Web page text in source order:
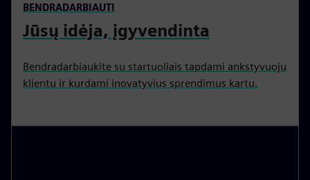
BENDRADARBIAUTI
Jūsų idėja, įgyvendinta
Bendradarbiaukite su startuoliais tapdami ankstyvuoju
klientu ir kurdami inovatyvius sprendimus kartu.